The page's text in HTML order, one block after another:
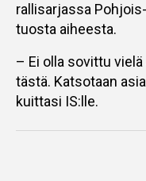
rallisarjassa
tuosta aiheesta.
– Ei olla sovittu
tästä. Katsotaan
kuittasi IS:lle.